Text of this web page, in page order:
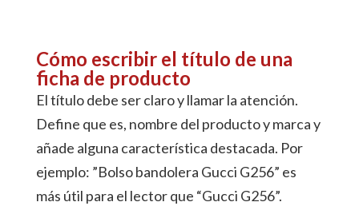
Cómo escribir el título de una
ficha de producto
El título debe ser claro y llamar la atención.
Define que es, nombre del producto y marca y
añade alguna característica destacada. Por
ejemplo: ”Bolso bandolera Gucci G256” es
más útil para el lector que “Gucci G256”.